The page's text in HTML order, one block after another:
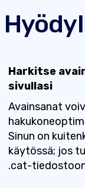
Harkitse
sivullasi
Avainsanat
Sinun on
käytössä; jos
.cat-